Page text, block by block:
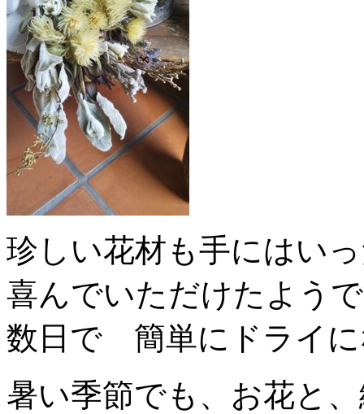
珍しい花材も手にはい
喜んでいただけたよう
数日で 簡単にドライに
暑い季節でも、お花と